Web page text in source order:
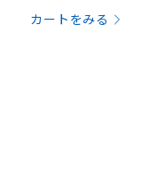
カートをみる